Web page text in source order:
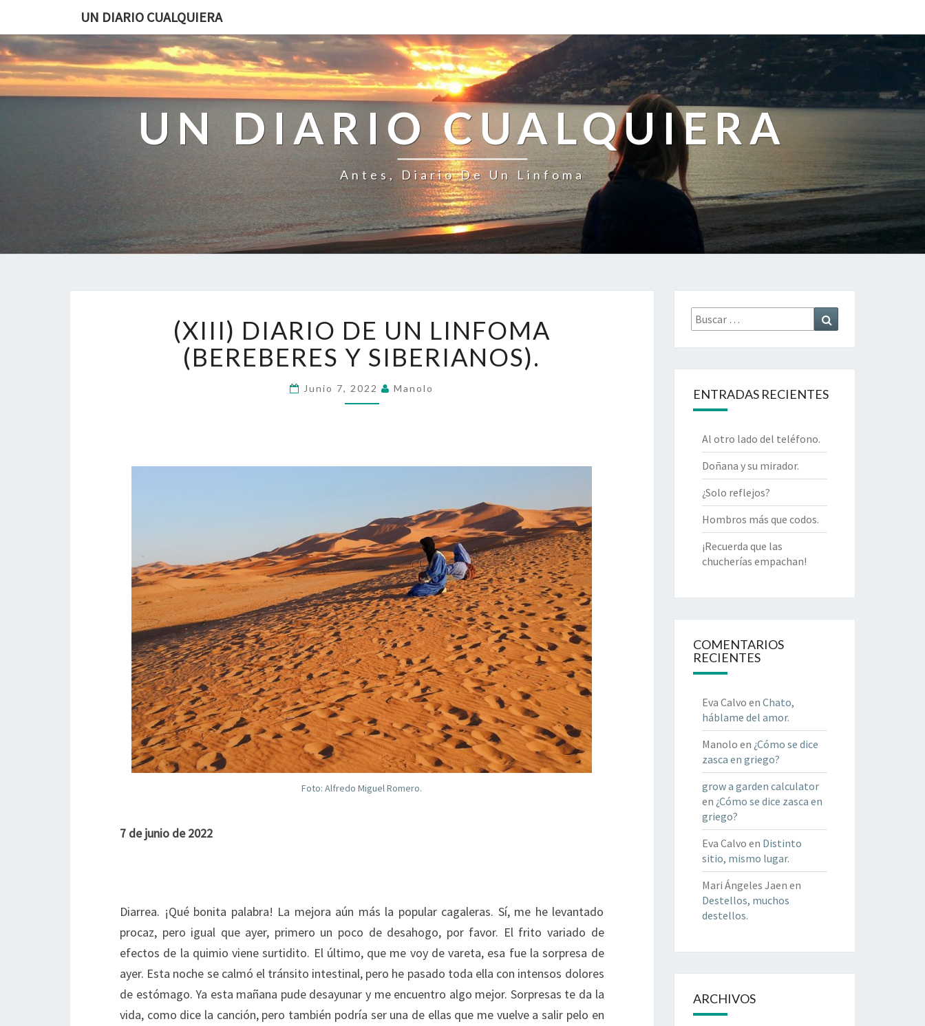
UN DIARIO CUALQUIERA
UN DIARIO CUALQUIERA
Antes, Diario De Un Linfoma
DIARIO
DE
UN
(BEREBERES
(XIII) DIARIO DE UN LINFOMA
(BEREBERES Y SIBERIANOS).
Junio 7, 2022 Manolo
Foto: Alfredo Miguel Romero.
7 de junio de 2022
Diarrea. ¡Qué bonita palabra! La mejora aún más la popular cagaleras. Sí, me he levantado
procaz, pero igual que ayer, primero un poco de desahogo, por favor. El frito variado de
efectos de la quimio viene surtidito. El último, que me voy de vareta, esa fue la sorpresa de
ayer. Esta noche se calmó el tránsito intestinal, pero he pasado toda ella con intensos dolores
de estómago. Ya esta mañana pude desayunar y me encuentro algo mejor. Sorpresas te da la
vida, como dice la canción, pero también podría ser una de ellas que me vuelve a salir pelo en
Buscar
por:
ENTRADAS RECIENTES
Al otro lado del teléfono.
Doñana y su mirador.
¿Solo reflejos?
Hombros más que codos.
¡Recuerda que las
chucherías empachan!
COMENTARIOS
RECIENTES
Eva Calvo en Chato,
háblame del amor.
Manolo en ¿Cómo se dice
zasca en griego?
grow a garden calculator
en ¿Cómo se dice zasca en
griego?
Eva Calvo en Distinto
sitio, mismo lugar.
Mari Ángeles Jaen en
Destellos, muchos
destellos.
ARCHIVOS